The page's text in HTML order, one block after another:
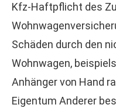
Kfz-Haft­pflicht des
Schäden durch den
Wohnwagen,
Anhänger von Hand
Eigentum Anderer